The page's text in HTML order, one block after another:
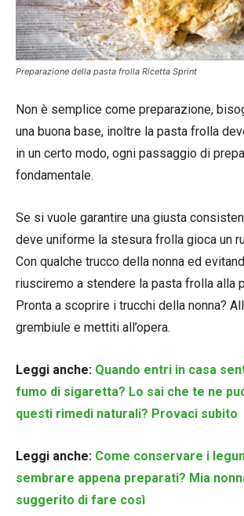
Preparazione della pasta frolla Ricetta Sprint
Non è semplice come preparazione,
una buona base, inoltre la pasta frolla
in un certo modo, ogni passaggio di
fondamentale.
Se si vuole garantire una giusta
deve uniforme la stesura frolla gioca un
Con qualche trucco della nonna ed
riusciremo a stendere la pasta frolla alla
Pronta a scoprire i trucchi della nonna?
grembiule e mettiti all’opera.
Leggi anche: Quando entri in casa
fumo di sigaretta? Lo sai che te ne
questi rimedi naturali? Provaci subito
Leggi anche: Come conservare i
sembrare appena preparati? Mia
suggerito di fare così